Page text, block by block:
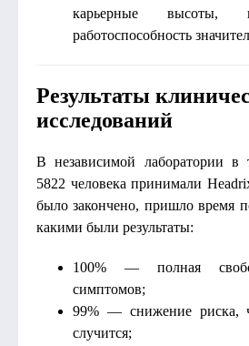
карьерные высоты,
работоспособность
Результаты
исследований
В независимой лаборатории в
5822 человека принимали
было закончено, пришло время
какими были результаты:
100% — полная
симптомов;
99% — снижение риска,
случится;